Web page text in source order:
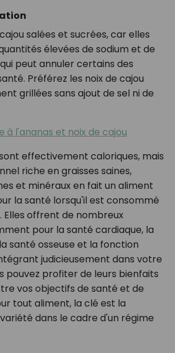
salées et sucrées, car elles
élevées de sodium et de
peut annuler certains des
Préférez les noix de cajou
grillées sans ajout de sel ni de
à l'ananas et noix de cajou
effectivement caloriques, mais
riche en graisses saines,
et minéraux en fait un aliment
la santé lorsqu'il est consommé
offrent de nombreux
pour la santé cardiaque, la
santé osseuse et la fonction
judicieusement dans votre
pouvez profiter de leurs bienfaits
vos objectifs de santé et de
tout aliment, la clé est la
dans le cadre d'un régime